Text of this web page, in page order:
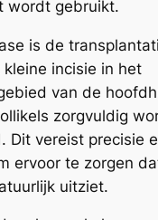
wordt gebruikt.
is de
incisie in het
van de
zorgvuldig
Dit vereist precisie
ervoor te zorgen
uitziet.